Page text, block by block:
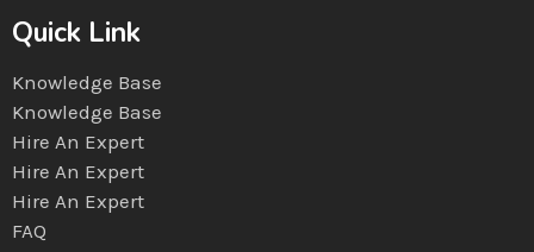
Quick Link
Knowledge Base
Knowledge Base
Hire An Expert
Hire An Expert
Hire An Expert
FAQ